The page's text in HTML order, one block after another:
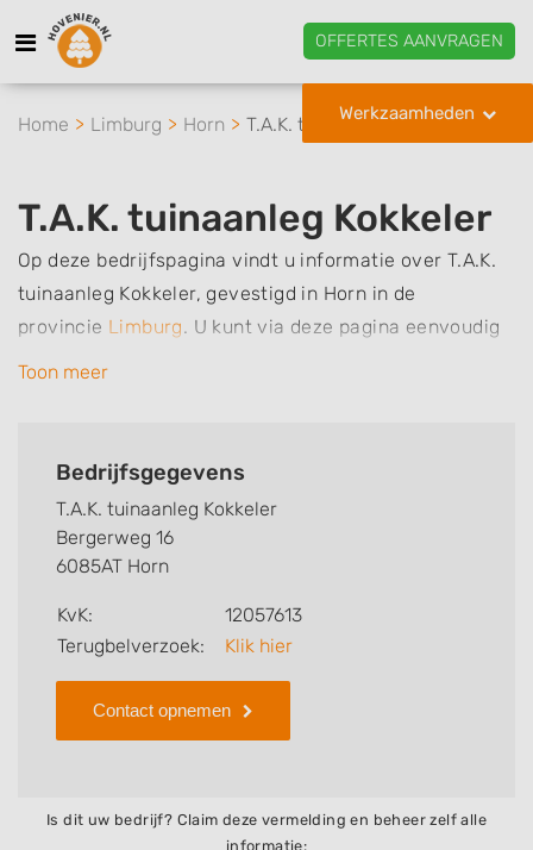
OFFERTES AANVRAGEN
Werkzaamheden
Home Limburg Horn T.A.K. tuinaanleg Kokkeler
T.A.K. tuinaanleg Kokkeler
Op deze bedrijfspagina vindt u informatie over T.A.K.
tuinaanleg Kokkeler, gevestigd in Horn in de
provincie Limburg. U kunt via deze pagina eenvoudig
contact met het bedrijf opnemen door te bellen of een
welke zaken T.A.K. tuinaanleg Kokkeler voor u kan
achterlaten als u al ervaring heeft met dit bedrijf.
Zoekt u een ander bedrijf? Bekijk dan andere
hoveniers en bedrijven inHorn.
Toon meer
Bedrijfsgegevens
T.A.K. tuinaanleg Kokkeler
Bergerweg 16
6085AT Horn
KvK:
12057613
Terugbelverzoek:
Klik hier
Contact opnemen
Is dit uw bedrijf? Claim deze vermelding en beheer zelf alle
informatie: